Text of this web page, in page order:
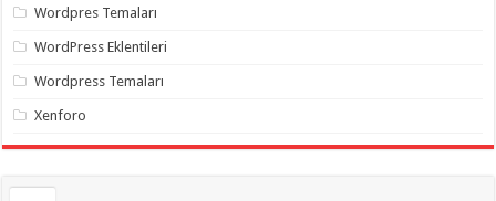
instagram
hilesi ,
Wordpres Temaları
WordPress Eklentileri
Wordpress Temaları
Xenforo